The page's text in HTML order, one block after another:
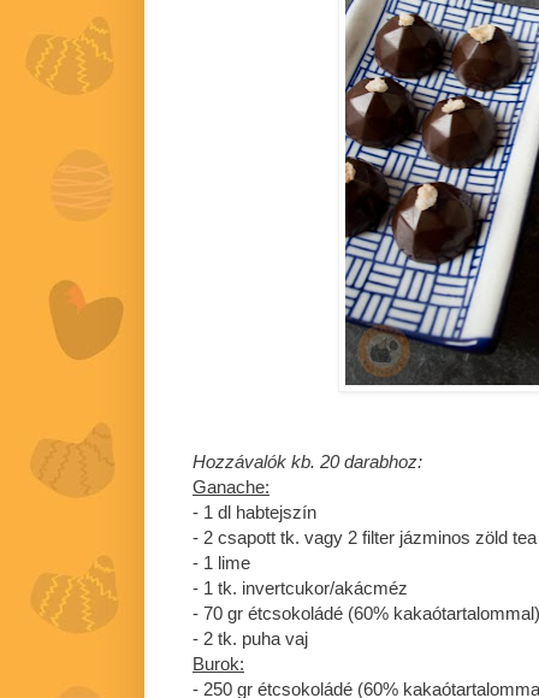
Hozzávalók kb. 20 darabhoz:
Ganache:
- 1 dl habtejszín
- 2 csapott tk. vagy 2 filter jázminos zöld tea
- 1 lime
- 1 tk. invertcukor/akácméz
- 70 gr étcsokoládé (60% kakaótartalommal)
- 2 tk. puha vaj
Burok:
- 250 gr étcsokoládé (60%